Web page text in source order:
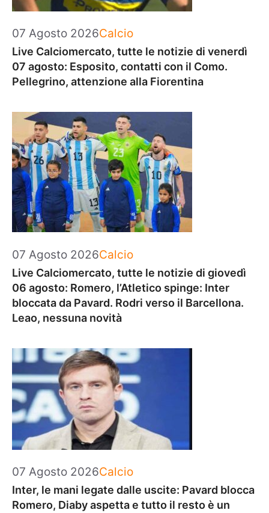
07 Agosto 2026Categorie
Calcio
Live Calciomercato, tutte le notizie di venerdì
07 agosto: Esposito, contatti con il Como.
Pellegrino, attenzione alla Fiorentina
07 Agosto 2026Categorie
Calcio
Live Calciomercato, tutte le notizie di giovedì
06 agosto: Romero, l’Atletico spinge: Inter
bloccata da Pavard. Rodri verso il Barcellona.
Leao, nessuna novità
07 Agosto 2026Categorie
Calcio
Inter, le mani legate dalle uscite: Pavard blocca
Romero, Diaby aspetta e tutto il resto è un